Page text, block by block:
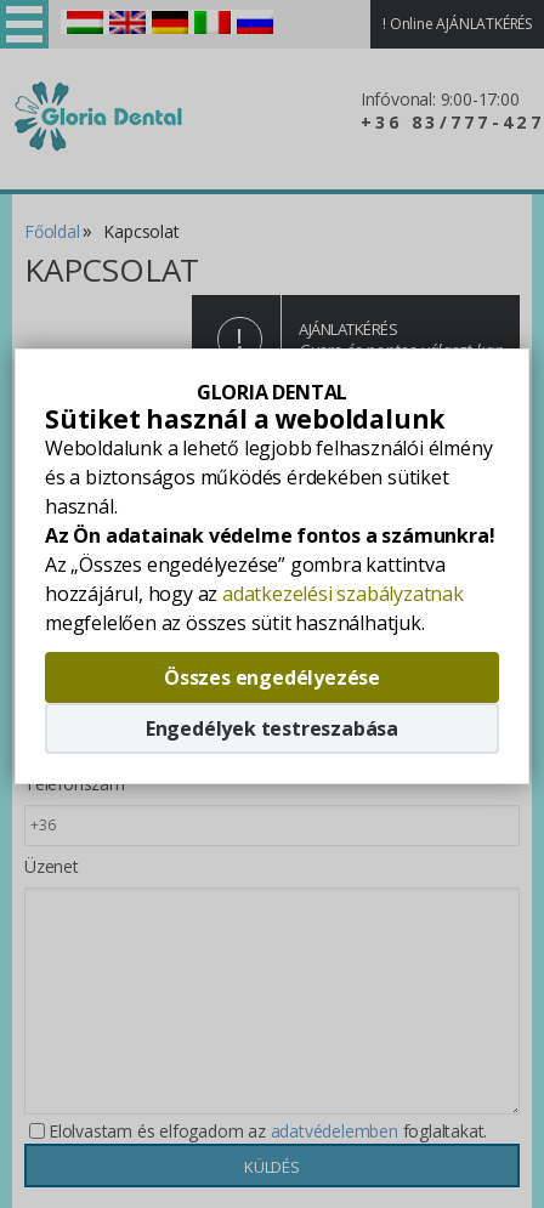
GLORIA DENTAL
Sütiket használ a weboldalunk
Weboldalunk a lehető legjobb felhasználói élmény
és a biztonságos működés érdekében sütiket
használ.
Az Ön adatainak védelme fontos a számunkra!
Az „Összes engedélyezése” gombra kattintva
hozzájárul, hogy azadatkezelési szabályzatnak
megfelelően az összes sütit használhatjuk.
Összes engedélyezése
Engedélyek testreszabása
! Online AJÁNLATKÉRÉS
Infóvonal: 9:00-17:00
+36 83/777-427
Főoldal» Kapcsolat
KAPCSOLAT
! AJÁNLATKÉRÉS
Gyors és pontos választ kap
Kérdése merült fel a szolgáltatásainkkal kapcsolatban?
Lenti űrlap segítségével küldjön üzenetet részünkre, és
rövidesen felvesszük Önnel a kapcsolatot.
Név
E-mail
Telefonszám
Üzenet
Elolvastam és elfogadom az adatvédelemben foglaltakat.